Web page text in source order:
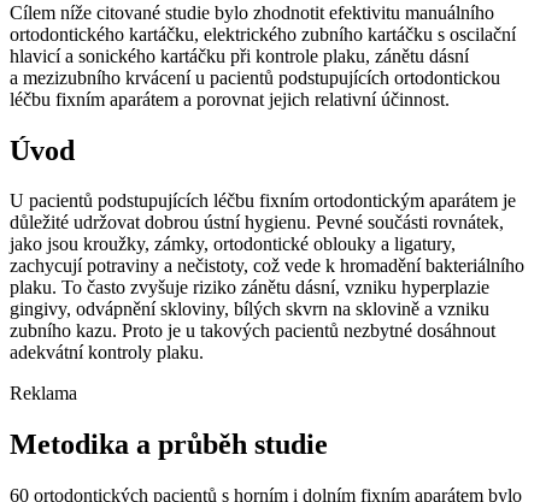
Cílem níže citované studie bylo zhodnotit efektivitu manuálního
ortodontického kartáčku, elektrického zubního kartáčku s oscilační
hlavicí a sonického kartáčku při kontrole plaku, zánětu dásní
a mezizubního krvácení u pacientů podstupujících ortodontickou
léčbu fixním aparátem a porovnat jejich relativní účinnost.
Úvod
U pacientů podstupujících léčbu fixním ortodontickým aparátem je
důležité udržovat dobrou ústní hygienu. Pevné součásti rovnátek,
jako jsou kroužky, zámky, ortodontické oblouky a ligatury,
zachycují potraviny a nečistoty, což vede k hromadění bakteriálního
plaku. To často zvyšuje riziko zánětu dásní, vzniku hyperplazie
gingivy, odvápnění skloviny, bílých skvrn na sklovině a vzniku
zubního kazu. Proto je u takových pacientů nezbytné dosáhnout
adekvátní kontroly plaku.
Reklama
Metodika a průběh studie
60 ortodontických pacientů s horním i dolním fixním aparátem bylo